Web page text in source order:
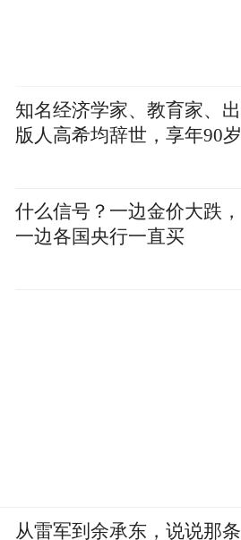
知名经济学家、教育家、出
版人高希均辞世，享年90岁
什么信号？一边金价大跌，
一边各国央行一直买
从雷军到余承东，说说那条